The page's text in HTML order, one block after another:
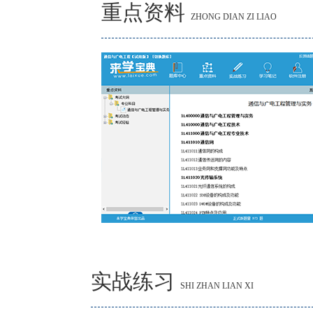
重点资料 ZHONG DIAN ZI LIAO
实战练习 SHI ZHAN LIAN XI